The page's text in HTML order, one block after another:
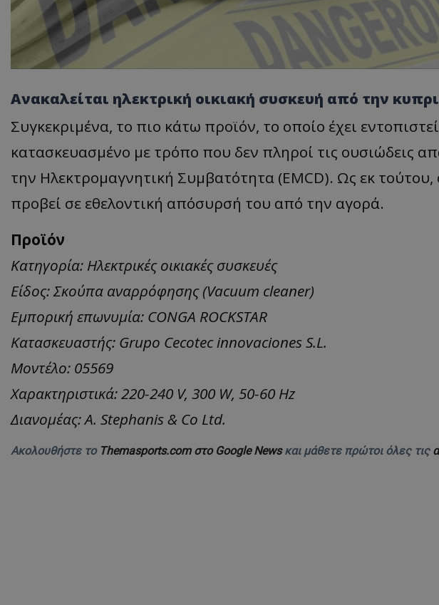
Ανακαλείται ηλεκτρική οικιακή συσκευή από την
Συγκεκριμένα, το πιο κάτω προϊόν, το οποίο έχει
κατασκευασμένο με τρόπο που δεν πληροί τις ουσιώδεις
την Ηλεκτρομαγνητική Συμβατότητα (EMCD). Ως εκ τούτου,
προβεί σε εθελοντική απόσυρσή του από την αγορά.
Προϊόν
Κατηγορία: Ηλεκτρικές οικιακές συσκευές
Είδος: Σκούπα αναρρόφησης (Vacuum cleaner)
Εμπορική επωνυμία: CONGA ROCKSTAR
Κατασκευαστής: Grupo Cecotec innovaciones S.L.
Μοντέλο: 05569
Χαρακτηριστικά: 220-240 V, 300 W, 50-60 Hz
Διανομέας: A. Stephanis & Co Ltd.
Ακολουθήστε το Themasports.com στο Google Newsκαι μάθετε πρώτοι όλες τις